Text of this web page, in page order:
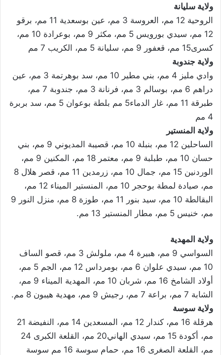
ولاية سليانة
الروحية 12 مم، العروسة 3 مم، عين بوسعدية 11 مم، برقو
12 مم، سيدي بورويس 5 مم، مكثر 9 مم، بوعرادة 10 مم،
كسرى15 مم، قعفور 9 مم، سليانة 5 مم، الكريب 7 مم
ولاية جندوبة
وادي مليز 4 مم، بني مطير 10 مم، سد بوهرتمة 3 مم، عين
دراهم 6 مم، بوسالم 3 مم، فرنانة 3 مم، جندوبة 7 مم،
طبرقة 11 مم، غار الدماء5 مم بلطة بوعوان 5 مم، سد بربرة
4 مم
ولاية المنستير
الساحلين 12 مم، بنبلة 10 مم، قصيبة المديوني 9 مم، بني
حسان 10 مم، طبلبة 9 مم، معتمر 18 مم، المكنين 9 مم،
الوردنين 15 مم، جمال 10 مم، زرمدين 11 مم، قصر هلال 8
مم، صيادة لمطة بوحجر 10 مم، المنستير الميناء 12 مم،
البقالطة 10 مم، سيد بنور 11 مم، طوزة 8 مم، منزل النور 9
مم، خنيس 5 مم، مطار المنستير 13 مم.
ولاية المهدية
السواسي 9 مم، هبيرة 4 مم، ملولش 3 مم، قصو الساف
10 مم، سيدي علوان 6 مم، بومرداس 12 مم، الجم 5 مم،
أولاد الشامخ 16 مم، شربان 10 مم، المهدية الميناء 9 مم،
الشابة 7 مم، براعة 7 مم، رجيش 9 مم، مهدية هيبون 8 مم.
ولاية سوسة
هرقلة 16 مم، كندار 12 مم، المسعدين 14 مم، النفيضة 21
مم، أكودة 15 مم، سيدي الهاني20 مم، القلعة الكبرى 24
مم، القلعة الصغرى 16 مم، حمام سوسة 16 مم سوسة